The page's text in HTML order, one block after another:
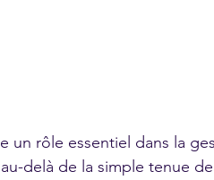
un rôle essentiel dans la
delà de la simple tenue